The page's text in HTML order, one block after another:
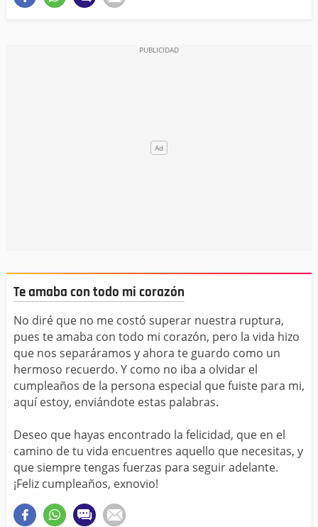
Te amaba con todo mi corazón
No diré que no me costó superar nuestra ruptura,
pues te amaba con todo mi corazón, pero la vida hizo
que nos separáramos y ahora te guardo como un
hermoso recuerdo. Y como no iba a olvidar el
cumpleaños de la persona especial que fuiste para mi,
aquí estoy, enviándote estas palabras.
Deseo que hayas encontrado la felicidad, que en el
camino de tu vida encuentres aquello que necesitas, y
que siempre tengas fuerzas para seguir adelante.
¡Feliz cumpleaños, exnovio!